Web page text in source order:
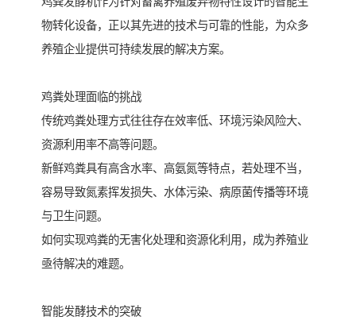
物转化设备，正以其先进的技术与可靠的性能，为众多
养殖企业提供可持续发展的解决方案。
鸡粪处理面临的挑战
传统鸡粪处理方式往往存在效率低、环境污染风险大、
资源利用率不高等问题。
新鲜鸡粪具有高含水率、高氨氮等特点，若处理不当，
容易导致氮素挥发损失、水体污染、病原菌传播等环境
与卫生问题。
如何实现鸡粪的无害化处理和资源化利用，成为养殖业
亟待解决的难题。
智能发酵技术的突破